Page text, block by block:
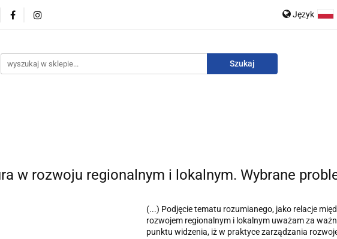
Język
Zapowiedzi
Wydawnictwa
w rozwoju regionalnym i lokalnym. Wybrane
(...) Podjęcie tematu rozumianego, jako relacje
rozwojem regionalnym i lokalnym uważam za
punktu widzenia, iż w praktyce zarządzania